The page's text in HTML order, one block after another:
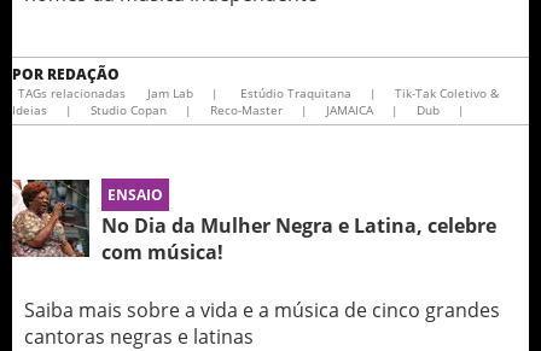
POR REDAÇÃO
TAGs relacionadas Jam Lab | Estúdio Traquitana |
Tik-Tak Coletivo &
Ideias
| Studio Copan | Reco-Master | JAMAICA | Dub |
ENSAIO
No Dia da Mulher Negra e Latina, celebre
com música!
Saiba mais sobre a vida e a música de cinco grandes
cantoras negras e latinas